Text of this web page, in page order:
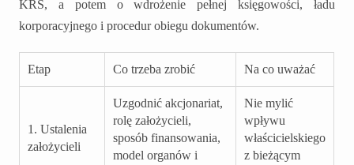
KRS, a potem o wdrożenie pełnej księgowości, ładu
korporacyjnego i procedur obiegu dokumentów.
Etap Co trzeba zrobić Na co uważać
1. Ustalenia
założycieli
Uzgodnić akcjonariat,
rolę założycieli,
sposób finansowania,
model organów i
Nie mylić
wpływu
właścicielskiego
z bieżącym